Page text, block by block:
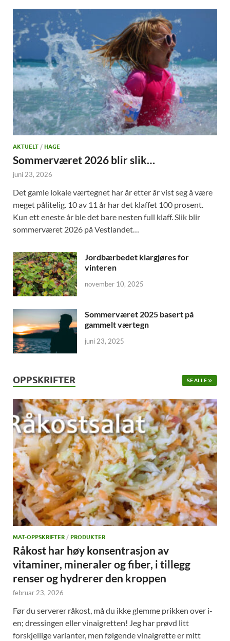
AKTUELT / HAGE
Sommerværet 2026 blir slik…
juni 23, 2026
Det gamle lokale værtegnet har år etter år vist seg å være
meget pålitelig. 10 av 11 år har det klaffet 100 prosent.
Kun ett eneste år ble det bare nesten full klaff. Slik blir
sommerværet 2026 på Vestlandet…
Jordbærbedet klargjøres for
vinteren
november 10, 2025
Sommerværet 2025 basert på
gammelt værtegn
juni 23, 2025
OPPSKRIFTER SE ALLE
MAT-OPPSKRIFTER / PRODUKTER
Råkost har høy konsentrasjon av
vitaminer, mineraler og fiber, i tillegg
renser og hydrerer den kroppen
februar 23, 2026
Før du serverer råkost, må du ikke glemme prikken over i-
en; dressingen eller vinaigretten! Jeg har prøvd litt
forskjellige varianter, men følgende vinaigrette er mitt